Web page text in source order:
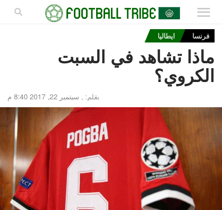
فرنسا ايطاليا
ماذا تشاهد في السبت
الكروي؟
بقلم: , سبتمبر 22, 2017 8:40 م